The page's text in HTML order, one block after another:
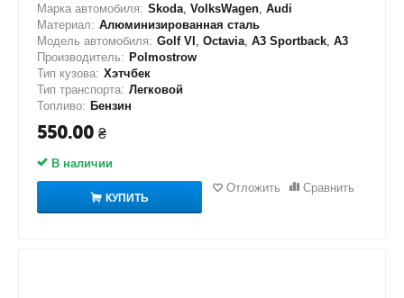
Марка автомобиля: Skoda, VolksWagen, Audi
Материал: Алюминизированная сталь
Модель автомобиля: Golf VI , Octavia, A3 Sportback, A3
Производитель: Polmostrow
Тип кузова: Хэтчбек
Тип транспорта: Легковой
Топливо: Бензин
550.00 ₴
В наличии
КУПИТЬ
Отложить Сравнить